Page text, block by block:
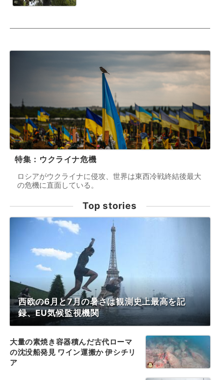
特集：ウクライナ危機
ロシアがウクライナに侵攻、世界は東西冷戦終結後最大
の危機に直面している。
Top stories
西欧の6月と7月の暑さは観測史上最高を記
録、EU気候監視機関
大量の素焼き容器積んだ古代ローマ
の沈没船発見 ワイン運搬か 伊シチリ
ア